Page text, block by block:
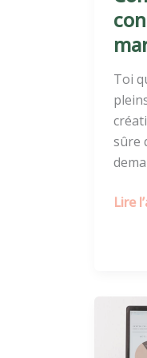
Toi
sûre
Lire
Quel
pour